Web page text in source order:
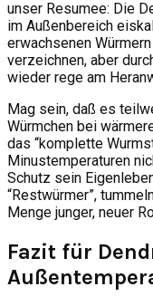
unser Resumee: Die
im Außenbereich
erwachsenen
verzeichnen, aber
wieder rege am
Mag sein, daß es
Würmchen bei
das “komplette
Minustemperaturen
Schutz sein
“Restwürmer”,
Menge junger, neuer
Fazit für